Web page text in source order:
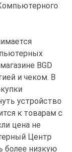
BGD
и чеком. В
устройство
к товарам с
цена не
Центр
более низкую